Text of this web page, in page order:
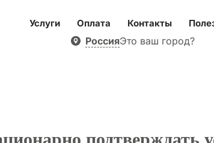
Услуги Оплата Контакты
РоссияЭто ваш город?